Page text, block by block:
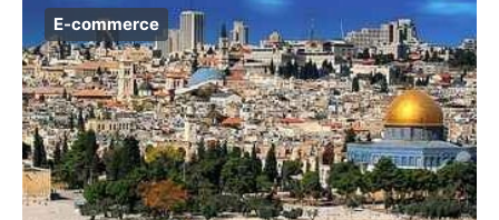
E-commerce